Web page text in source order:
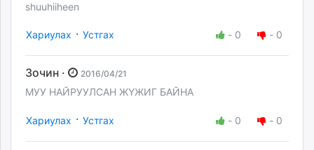
shuuhiiheen
Хариулах · Устгах - 0 - 0
Зочин · 2016/04/21
МУУ НАЙРУУЛСАН ЖҮЖИГ БАЙНА
Хариулах · Устгах - 0 - 0